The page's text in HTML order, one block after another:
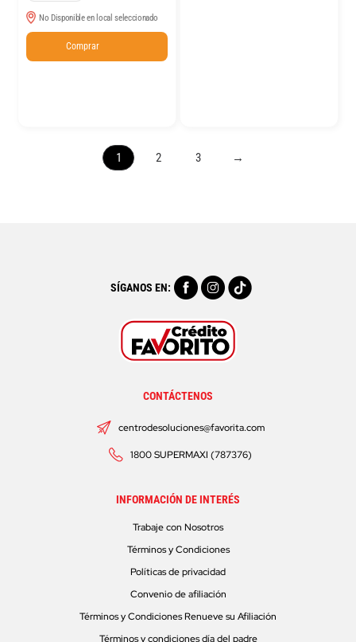
No Disponible en local seleccionado
Comprar
1 2 3 →
SÍGANOS EN:
CONTÁCTENOS
centrodesoluciones@favorita.com
1800 SUPERMAXI (787376)
INFORMACIÓN DE INTERÉS
Trabaje con Nosotros
Términos y Condiciones
Políticas de privacidad
Convenio de afiliación
Términos y Condiciones Renueve su Afiliación
Términos y condiciones día del padre